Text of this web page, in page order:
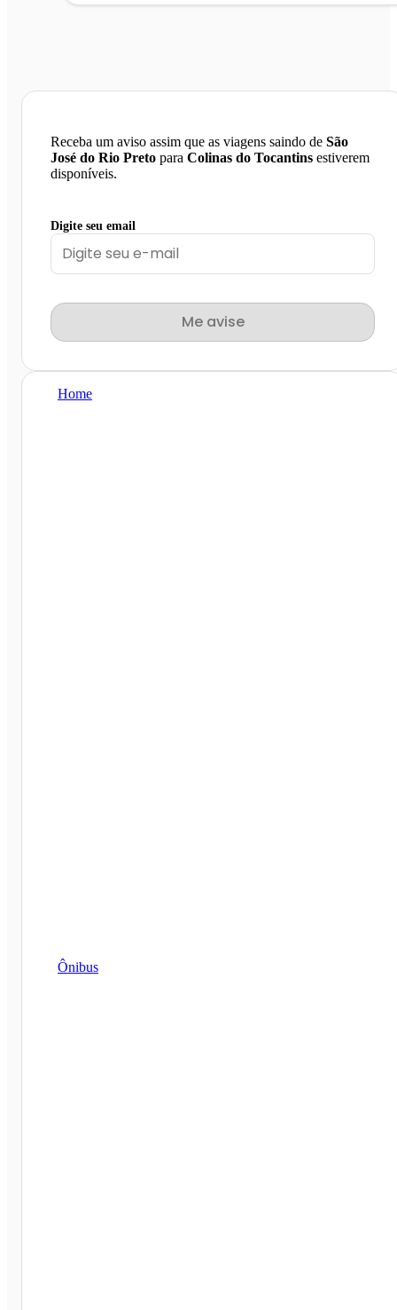
Receba um aviso assim que as viagens saindo de São
José do Rio Preto para Colinas do Tocantins estiverem
disponíveis.
Digite seu email
Me avise
Home
Ônibus